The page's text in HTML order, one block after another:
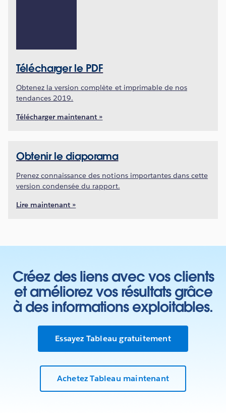
Télécharger le PDF
Obtenez la version complète et imprimable de nos
tendances 2019.
Télécharger maintenant »
Obtenir le diaporama
Prenez connaissance des notions importantes dans cette
version condensée du rapport.
Lire maintenant »
Créez des liens avec vos clients
et améliorez vos résultats grâce
à des informations exploitables.
Essayez Tableau gratuitement
Achetez Tableau maintenant